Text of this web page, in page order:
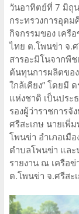
วันอาทิตย์ที่ 7 มิถุ
กระทรวงการอุด
กิจกรรมของ เครื
ไทย ต.โพนข่า จ.ศ
สารอะมิโนจากพื
ต้นทุนการผลิตขอ
ใกล้เคียง” โดยมี
แห่งชาติ เป็นประ
รองผู้ว่าราชการจั
ศรีสะเกษ นายเพิ่
โพนข่า อำเภอเมื
ตำบลโพนข่า และ
รายงาน ณ เครือ
ต.โพนข่า จ.ศรีสะ